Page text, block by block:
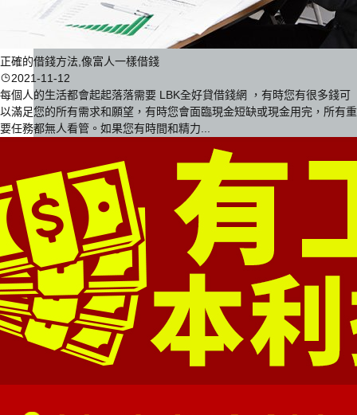
正確的借錢方法,像富人一樣借錢
2021-11-12
每個人的生活都會起起落落需要 LBK全好貸借錢網 ，有時您有很多錢可
以滿足您的所有需求和願望，有時您會面臨現金短缺或現金用完，所有重
要任務都無人看管。如果您有時間和精力...